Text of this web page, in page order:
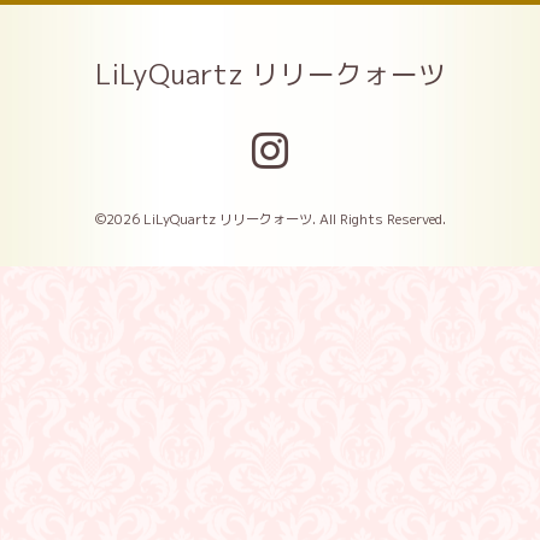
LiLyQuartz リリークォーツ
©2026 LiLyQuartz リリークォーツ. All Rights Reserved.